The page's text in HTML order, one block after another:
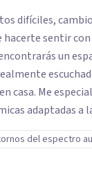
difíciles,
sentir
un
a través de
adaptadas a
Mi forma de
del espectro